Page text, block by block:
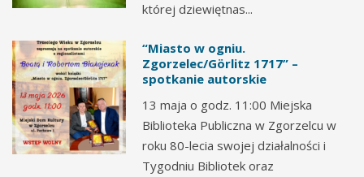
której dziewiętnas...
“Miasto w ogniu.
Zgorzelec/Görlitz 1717” –
spotkanie autorskie
13 maja o godz. 11:00 Miejska
Biblioteka Publiczna w Zgorzelcu w
roku 80-lecia swojej działalności i
Tygodniu Bibliotek oraz